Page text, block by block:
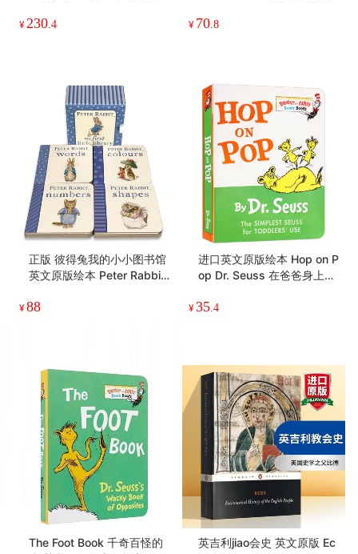
儿英语启蒙教材 OPW零基
¥230.4
Classics 进口原版英语书籍
¥ 70.8
正版 彼得兔我的小小图书馆
英文原版绘本 Peter Rabbit
进口启蒙认知纸板书 单词数
¥88
进口英文原版绘本 Hop on P
op Dr. Seuss 在爸爸身上蹦
启蒙低幼适龄版图画书籍畅
¥35.4
The Foot Book 千奇百怪的
英吉利jiao会史 英文原版 Ec